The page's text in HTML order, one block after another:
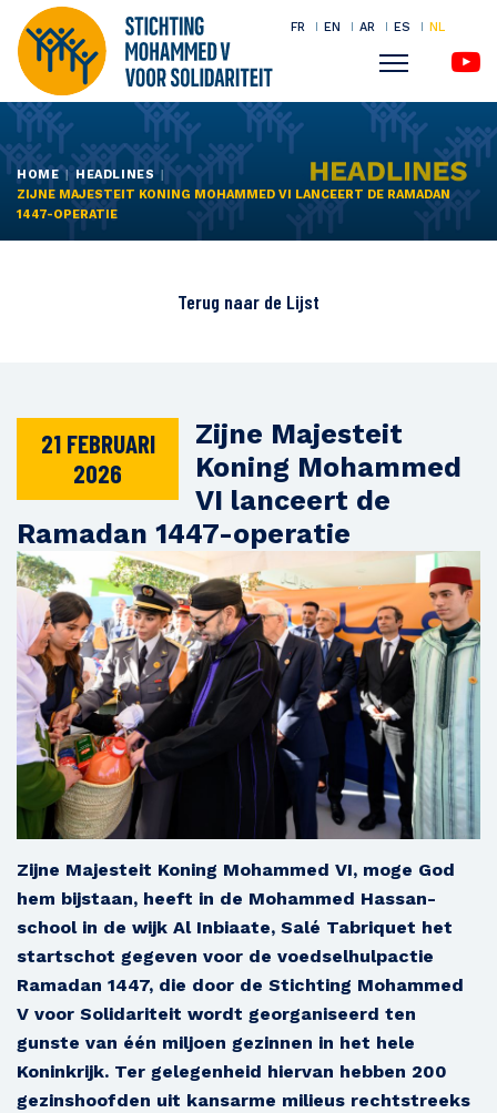
Overslaan
en
naar
de
FR EN AR ES NL
Menu
HOME
HEADLINES
ZIJNE MAJESTEIT KONING MOHAMMED VI LANCEERT DE RAMADAN
1447-OPERATIE
Terug naar de Lijst
21 FEBRUARI
2026
Zijne Majesteit
Koning Mohammed
VI lanceert de
Ramadan 1447-operatie
Zijne Majesteit Koning Mohammed VI, moge God
hem bijstaan, heeft in de Mohammed Hassan-
school in de wijk Al Inbiaate, Salé Tabriquet het
startschot gegeven voor de voedselhulpactie
Ramadan 1447, die door de Stichting Mohammed
V voor Solidariteit wordt georganiseerd ten
gunste van één miljoen gezinnen in het hele
Koninkrijk. Ter gelegenheid hiervan hebben 200
gezinshoofden uit kansarme milieus rechtstreeks